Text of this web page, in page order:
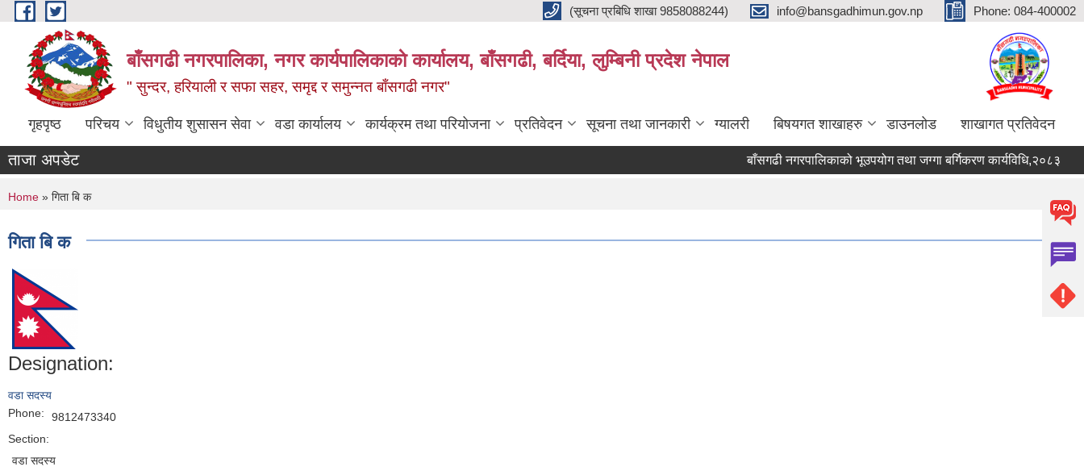
Skip to main content (सूचना प्रबिधि शाखा 9858088244) info@bansgadhimun.gov.np Phone: 084-400002
बाँसगढी नगरपालिका, नगर कार्यपालिकाकाे कार्यालय, बाँसगढी, बर्दिया, लुम्बिनी प्रदेश नेपाल
" सुन्दर, हरियाली र सफा सहर, समृद्द र समुन्नत बाँसगढी नगर"
गृहपृष्ठ परिचय विधुतीय शुसासन सेवा वडा कार्यालय कार्यक्रम तथा परियोजना प्रतिवेदन सूचना तथा जानकारी ग्यालरी बिषयगत शाखाहरु डाउनलोड शाखागत प्रतिवेदन
ताजा अपडेट बाँसगढी नगरपालिकाको भूउपयोग तथा जग्गा बर्गिकरण कार्यविधि,२०८३
You are here
Home » गिता बि क
गिता बि क
Designation:
वडा सदस्य
Phone:
9812473340
Section:
वडा सदस्य